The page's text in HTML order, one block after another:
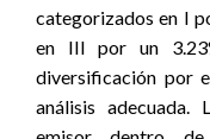
categorizados en I
en III por un
diversificación por
análisis adecuada.